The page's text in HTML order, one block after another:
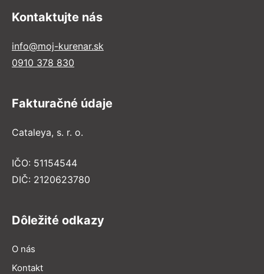
Kontaktujte nás
info@moj-kurenar.sk
0910 378 830
Fakturačné údaje
Cataleya, s. r. o.
IČO: 51154544
DIČ: 2120623780
Dôležité odkazy
O nás
Kontakt